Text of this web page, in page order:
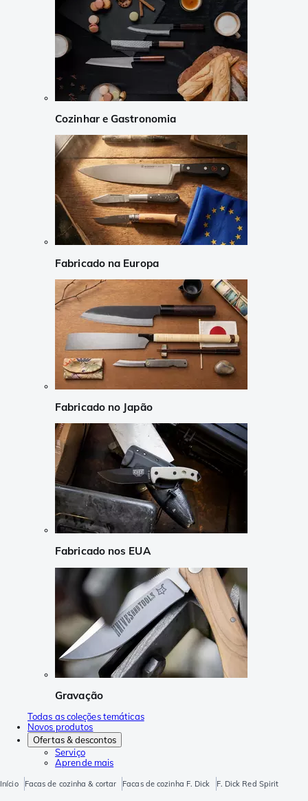
Cozinhar e Gastronomia
Fabricado na Europa
Fabricado no Japão
Fabricado nos EUA
Gravação
Todas as coleções temáticas
Novos produtos
Ofertas & descontos
Serviço
Aprende mais
Início Facas de cozinha & cortar Facas de cozinha F. Dick F. Dick Red Spirit